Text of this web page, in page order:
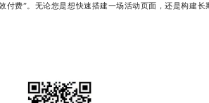
付费”。无论您是想快速搭建一场活动页面，还是构建长